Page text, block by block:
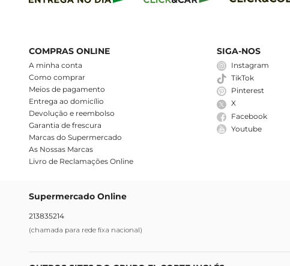
COMPRAS ONLINE
A minha conta
Como comprar
Meios de pagamento
Entrega ao domicílio
Devolução e reembolso
Garantia de frescura
Marcas do Supermercado
As Nossas Marcas
Livro de Reclamações Online
SIGA-NOS
Instagram
TikTok
Pinterest
X
Facebook
Youtube
Supermercado Online
213835214
(chamada para rede fixa nacional)